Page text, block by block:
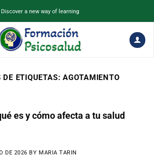
Discover a new way of learning
DE ETIQUETAS:AGOTAMIENTO
es y cómo afecta a tu salud
DE 2026 BY MARIA TARIN